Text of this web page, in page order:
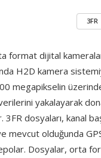
3FR
format dijital
H2D kamera
megapikselin
yakalayarak
3FR dosyaları, kanal
mevcut olduğunda
Dosyalar, orta